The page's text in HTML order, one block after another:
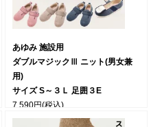
あゆみ 施設用
ダブルマジックⅢ ニット(男女兼
用)
サイズ S～３Ｌ 足囲３E
7,590円(税込)